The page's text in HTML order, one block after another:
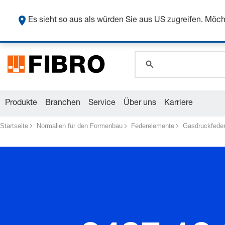
Produkte Branchen Service Über uns Karriere
Startseite Normalien für den Formenbau Federelemente
Es sieht so aus als würden Sie aus US zugreifen.